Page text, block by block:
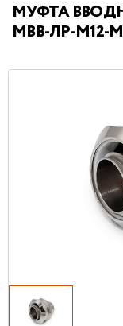
МУФТА
МВВ-ЛР-М12-